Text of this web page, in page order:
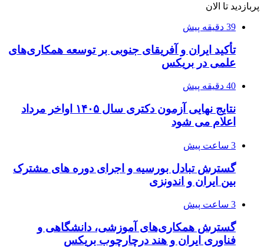
پربازدید تا الان
39 دقیقه پیش
تأکید ایران و آفریقای جنوبی بر توسعه همکاری‌های
علمی در بریکس
40 دقیقه پیش
نتایج نهایی آزمون دکتری سال ۱۴۰۵ اواخر مرداد
اعلام می شود
3 ساعت پیش
گسترش تبادل بورسیه و اجرای دوره های مشترک
بین ایران و اندونزی
3 ساعت پیش
گسترش همکاری‌های آموزشی، دانشگاهی و
فناوری ایران و هند درچارچوب بریکس